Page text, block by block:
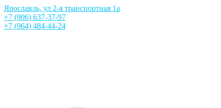
Ярославль, ул 2-я транспортная 1а
+7 (906) 637-37-97
+7 (964) 484-44-24